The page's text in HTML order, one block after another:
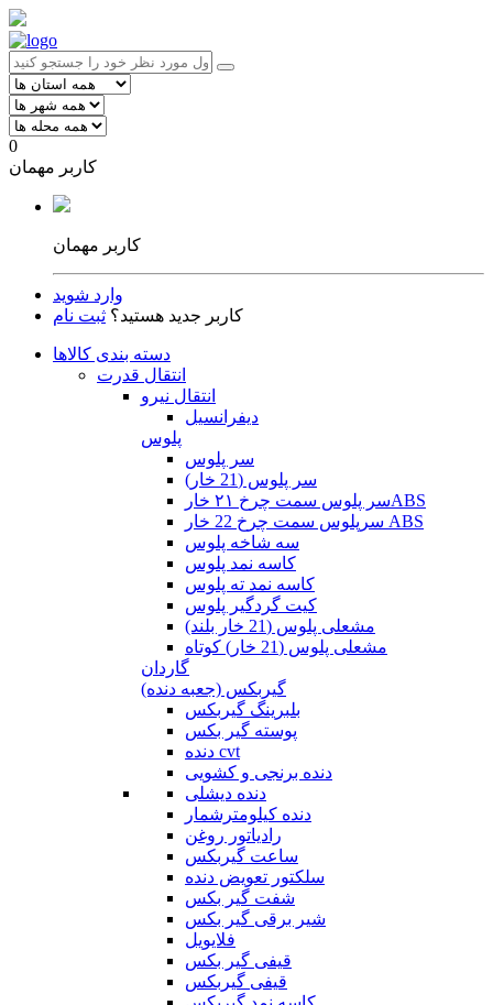
0
کاربر مهمان
کاربر مهمان
وارد شوید
کاربر جدید هستید؟ ثبت نام
دسته بندی کالاها
انتقال قدرت
انتقال نیرو
دیفرانسیل
پلوس
سر پلوس
سر پلوس (21 خار)
سر پلوس سمت چرخ ۲۱ خارABS
سرپلوس سمت چرخ 22 خار ABS
سه شاخه پلوس
کاسه نمد پلوس
کاسه نمد ته پلوس
کیت گردگیر پلوس
مشعلی پلوس (21 خار بلند)
مشعلی پلوس (21 خار) کوتاه
گاردان
گیربکس (جعبه دنده)
بلبرینگ گیربکس
پوسته گیر بکس
دنده cvt
دنده برنجی و کشویی
دنده دیشلی
دنده کیلومترشمار
رادیاتور روغن
ساعت گیربکس
سلکتور تعویض دنده
شفت گیر بکس
شیر برقی گیر بکس
فلایویل
قیفی گیر بکس
قیفی گیربکس